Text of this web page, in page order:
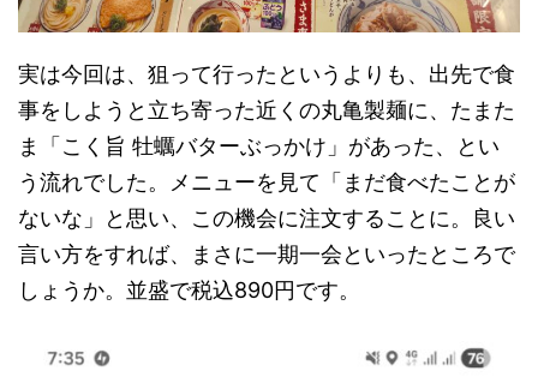
実は今回は、狙って行ったというよりも、出先で食
事をしようと立ち寄った近くの丸亀製麺に、たまた
ま「こく旨 牡蠣バターぶっかけ」があった、とい
う流れでした。メニューを見て「まだ食べたことが
ないな」と思い、この機会に注文することに。良い
言い方をすれば、まさに一期一会といったところで
しょうか。並盛で税込890円です。